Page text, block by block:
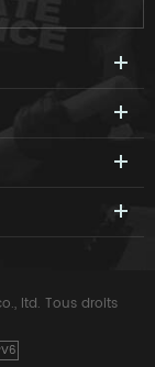
ltd. Tous droits